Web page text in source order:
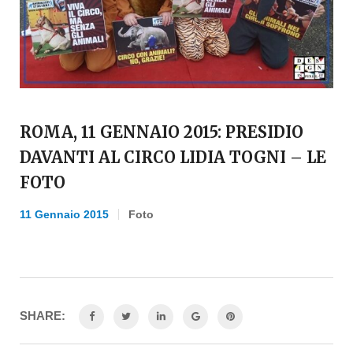
ROMA, 11 GENNAIO 2015: PRESIDIO
DAVANTI AL CIRCO LIDIA TOGNI – LE
FOTO
11 Gennaio 2015 Foto
SHARE: